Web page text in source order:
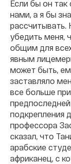
Если бы он
нами, а я бы
рассчитывать.
убедить меня,
общим для
явным
может быть,
заставляло
все больше
подкрепления
профессора
сказал, что
арабские
африканец, с